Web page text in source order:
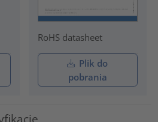
RoHS datasheet
Plik do
pobrania